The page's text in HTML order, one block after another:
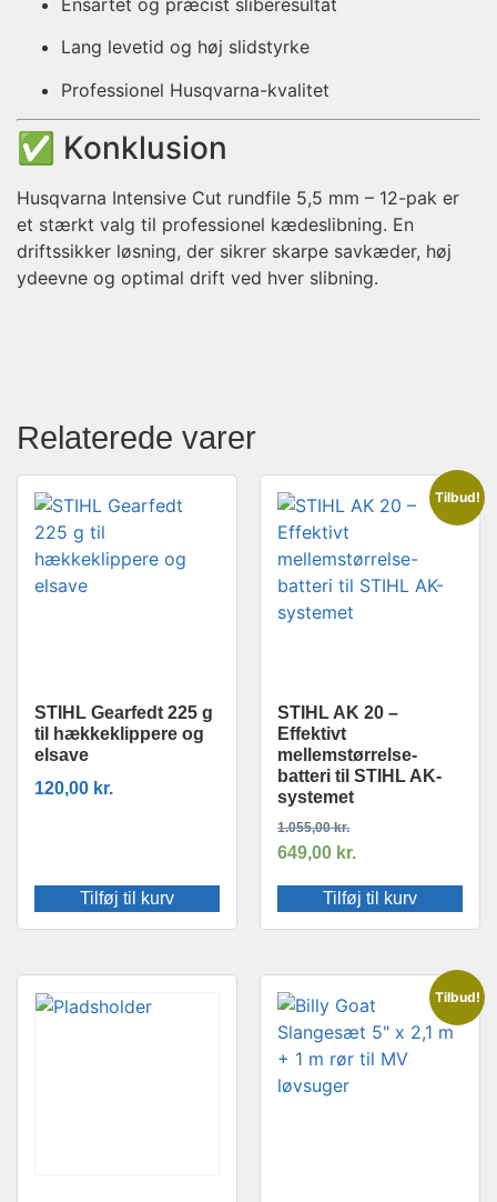
Lang levetid og høj slidstyrke
Professionel Husqvarna-kvalitet
✅ Konklusion
Husqvarna Intensive Cut rundfile 5,5 mm – 12-pak er
et stærkt valg til professionel kædeslibning. En
driftssikker løsning, der sikrer skarpe savkæder, høj
ydeevne og optimal drift ved hver slibning.
Relaterede varer
STIHL Gearfedt 225 g
til hækkeklippere og
elsave
120,00 kr.
Tilføj til kurv
Tilbud!
STIHL AK 20 –
Effektivt
mellemstørrelse-
batteri til STIHL AK-
systemet
1.055,00kr.
649,00 kr.
Tilføj til kurv
Tilbud!